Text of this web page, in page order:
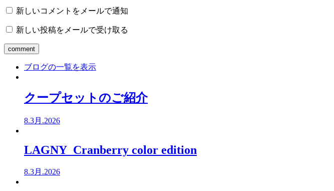
新しいコメントをメールで通知
新しい投稿をメールで受け取る
ブログの一覧を表示
クープセットのご紹介
8.3月.2026
LAGNY Cranberry color edition
8.3月.2026